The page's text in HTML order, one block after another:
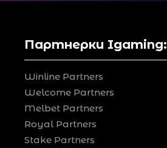
Партнерки Igaming:
Winline Partners
Welcome Partners
Melbet Partners
Royal Partners
Stake Partners